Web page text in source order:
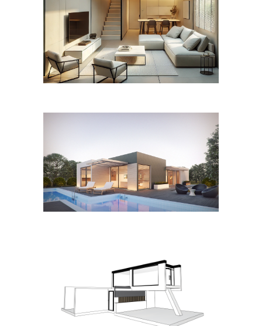
folyamatban lévő kutatások szerint a
technológia vezérelt,
MEGOLDÁSOK
Új dimenziók és szemléletváltás az
építészetben
DVS HOME SOLUTIONS
Válassz magadnak olyan otthont ami
igényeidhez a legjobban igazodik